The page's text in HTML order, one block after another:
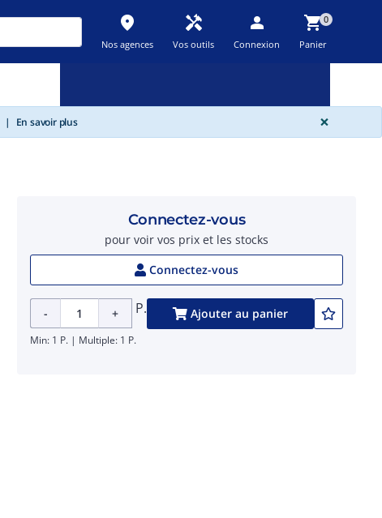
place
Nos agences
handyman
Vos outils
person
Connexion
shopping_cart0
Panier
| En savoir plus ×
Connectez-vous
pour voir vos prix et les stocks
Connectez-vous
- + P. Ajouter au panier
Min: 1 P. | Multiple: 1 P.